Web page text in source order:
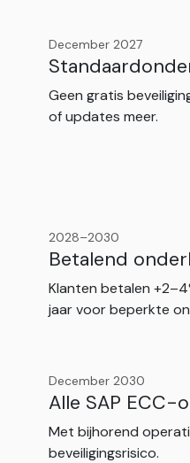
December 2027
Geen gratis
of updates meer.
2028–2030
Betalend
Klanten betalen
jaar voor beperkte
December 2030
Alle SAP
Met bijhorend
beveiligingsrisico.